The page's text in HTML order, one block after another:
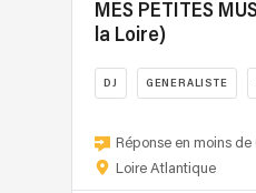
Tout
a
avec
musique
brésilienne,
MES PETITES
la Loire)
DJ GENERALISTE
Djette
signature
Réponse en moins de
Loire Atlantique